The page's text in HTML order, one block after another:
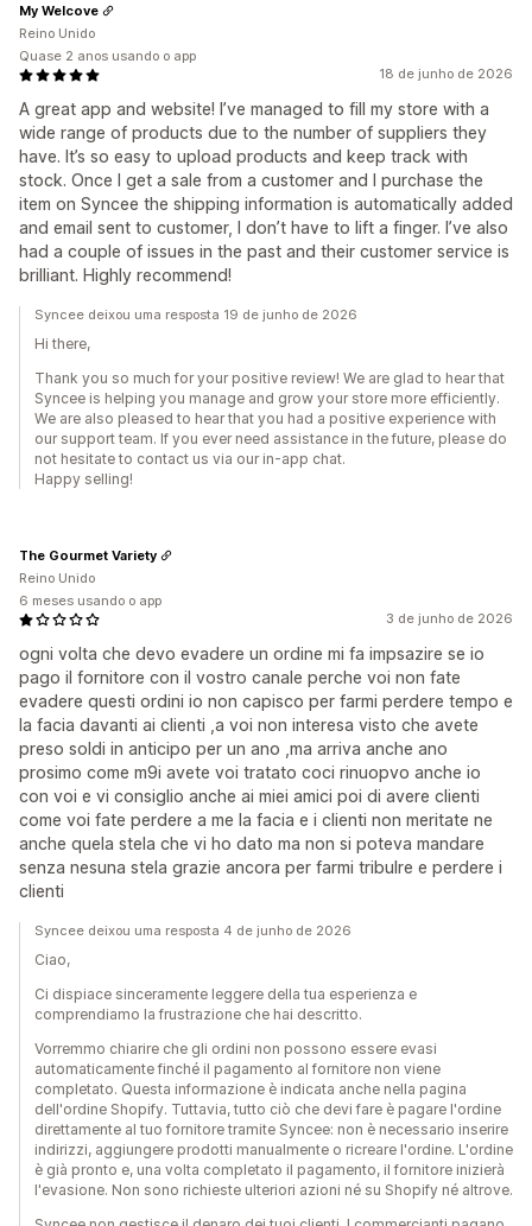
18 de junho de 2026
A great app and website! I’ve managed to fill my store with a
wide range of products due to the number of suppliers they
have. It’s so easy to upload products and keep track with
stock. Once I get a sale from a customer and I purchase the
item on Syncee the shipping information is automatically added
and email sent to customer, I don’t have to lift a finger. I’ve also
had a couple of issues in the past and their customer service is
brilliant. Highly recommend!
My Welcove
Reino Unido
Quase 2 anos usando o app
Syncee deixou uma resposta 19 de junho de 2026
Hi there,
Thank you so much for your positive review! We are glad to hear that
Syncee is helping you manage and grow your store more efficiently.
We are also pleased to hear that you had a positive experience with
our support team. If you ever need assistance in the future, please do
not hesitate to contact us via our in-app chat.
Happy selling!
3 de junho de 2026
ogni volta che devo evadere un ordine mi fa impsazire se io
pago il fornitore con il vostro canale perche voi non fate
evadere questi ordini io non capisco per farmi perdere tempo e
la facia davanti ai clienti ,a voi non interesa visto che avete
preso soldi in anticipo per un ano ,ma arriva anche ano
prosimo come m9i avete voi tratato coci rinuopvo anche io
con voi e vi consiglio anche ai miei amici poi di avere clienti
come voi fate perdere a me la facia e i clienti non meritate ne
anche quela stela che vi ho dato ma non si poteva mandare
senza nesuna stela grazie ancora per farmi tribulre e perdere i
clienti
The Gourmet Variety
Reino Unido
6 meses usando o app
Syncee deixou uma resposta 4 de junho de 2026
Ciao,
Ci dispiace sinceramente leggere della tua esperienza e
comprendiamo la frustrazione che hai descritto.
Vorremmo chiarire che gli ordini non possono essere evasi
automaticamente finché il pagamento al fornitore non viene
completato. Questa informazione è indicata anche nella pagina
dell'ordine Shopify. Tuttavia, tutto ciò che devi fare è pagare l'ordine
direttamente al tuo fornitore tramite Syncee: non è necessario inserire
indirizzi, aggiungere prodotti manualmente o ricreare l'ordine. L'ordine
è già pronto e, una volta completato il pagamento, il fornitore inizierà
l'evasione. Non sono richieste ulteriori azioni né su Shopify né altrove.